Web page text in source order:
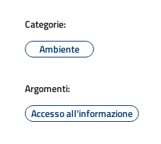
Categorie:
Ambiente
Argomenti:
Accesso all'informazione